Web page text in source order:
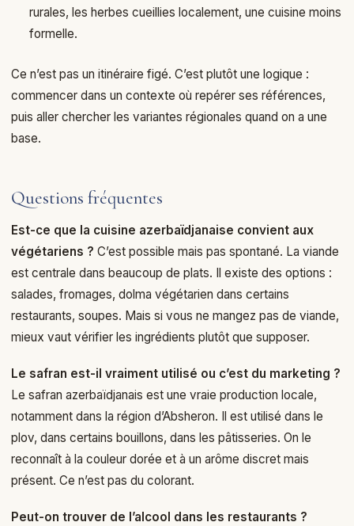
rurales, les herbes cueillies localement, une cuisine moins
formelle.
Ce n’est pas un itinéraire figé. C’est plutôt une logique :
commencer dans un contexte où repérer ses références,
puis aller chercher les variantes régionales quand on a une
base.
Questions fréquentes
Est-ce que la cuisine azerbaïdjanaise convient aux
végétariens ? C’est possible mais pas spontané. La viande
est centrale dans beaucoup de plats. Il existe des options :
salades, fromages, dolma végétarien dans certains
restaurants, soupes. Mais si vous ne mangez pas de viande,
mieux vaut vérifier les ingrédients plutôt que supposer.
Le safran est-il vraiment utilisé ou c’est du marketing ?
Le safran azerbaïdjanais est une vraie production locale,
notamment dans la région d’Absheron. Il est utilisé dans le
plov, dans certains bouillons, dans les pâtisseries. On le
reconnaît à la couleur dorée et à un arôme discret mais
présent. Ce n’est pas du colorant.
Peut-on trouver de l’alcool dans les restaurants ?